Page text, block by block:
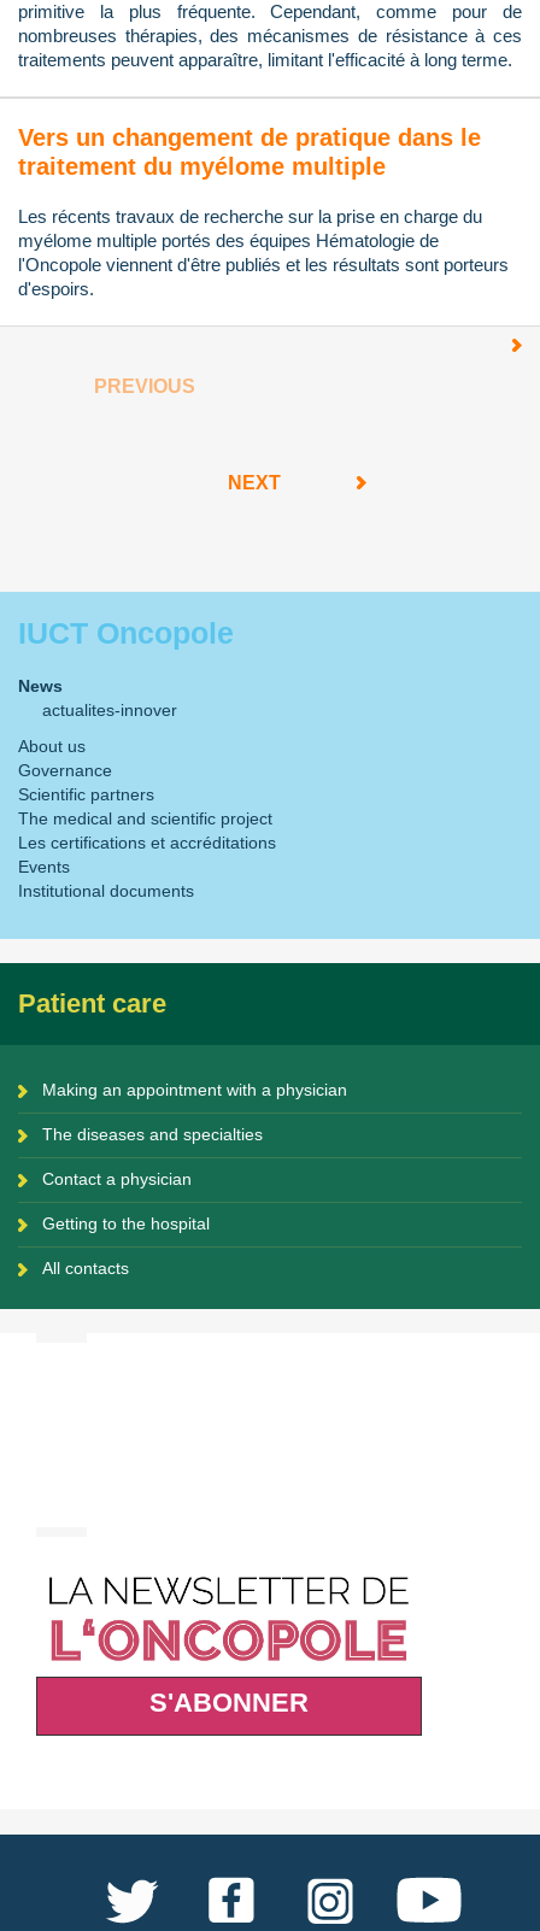
primitive la plus fréquente. Cependant, comme pour de
nombreuses thérapies, des mécanismes de résistance à ces
traitements peuvent apparaître, limitant l'efficacité à long terme.
Vers un changement de pratique dans le
traitement du myélome multiple
Les récents travaux de recherche sur la prise en charge du
myélome multiple portés des équipes Hématologie de
l'Oncopole viennent d'être publiés et les résultats sont porteurs
d'espoirs.
PREVIOUS
NEXT
IUCT Oncopole
News
actualites-innover
About us
Governance
Scientific partners
The medical and scientific project
Les certifications et accréditations
Events
Institutional documents
Patient care
Making an appointment with a physician
The diseases and specialties
Contact a physician
Getting to the hospital
All contacts
S'ABONNER